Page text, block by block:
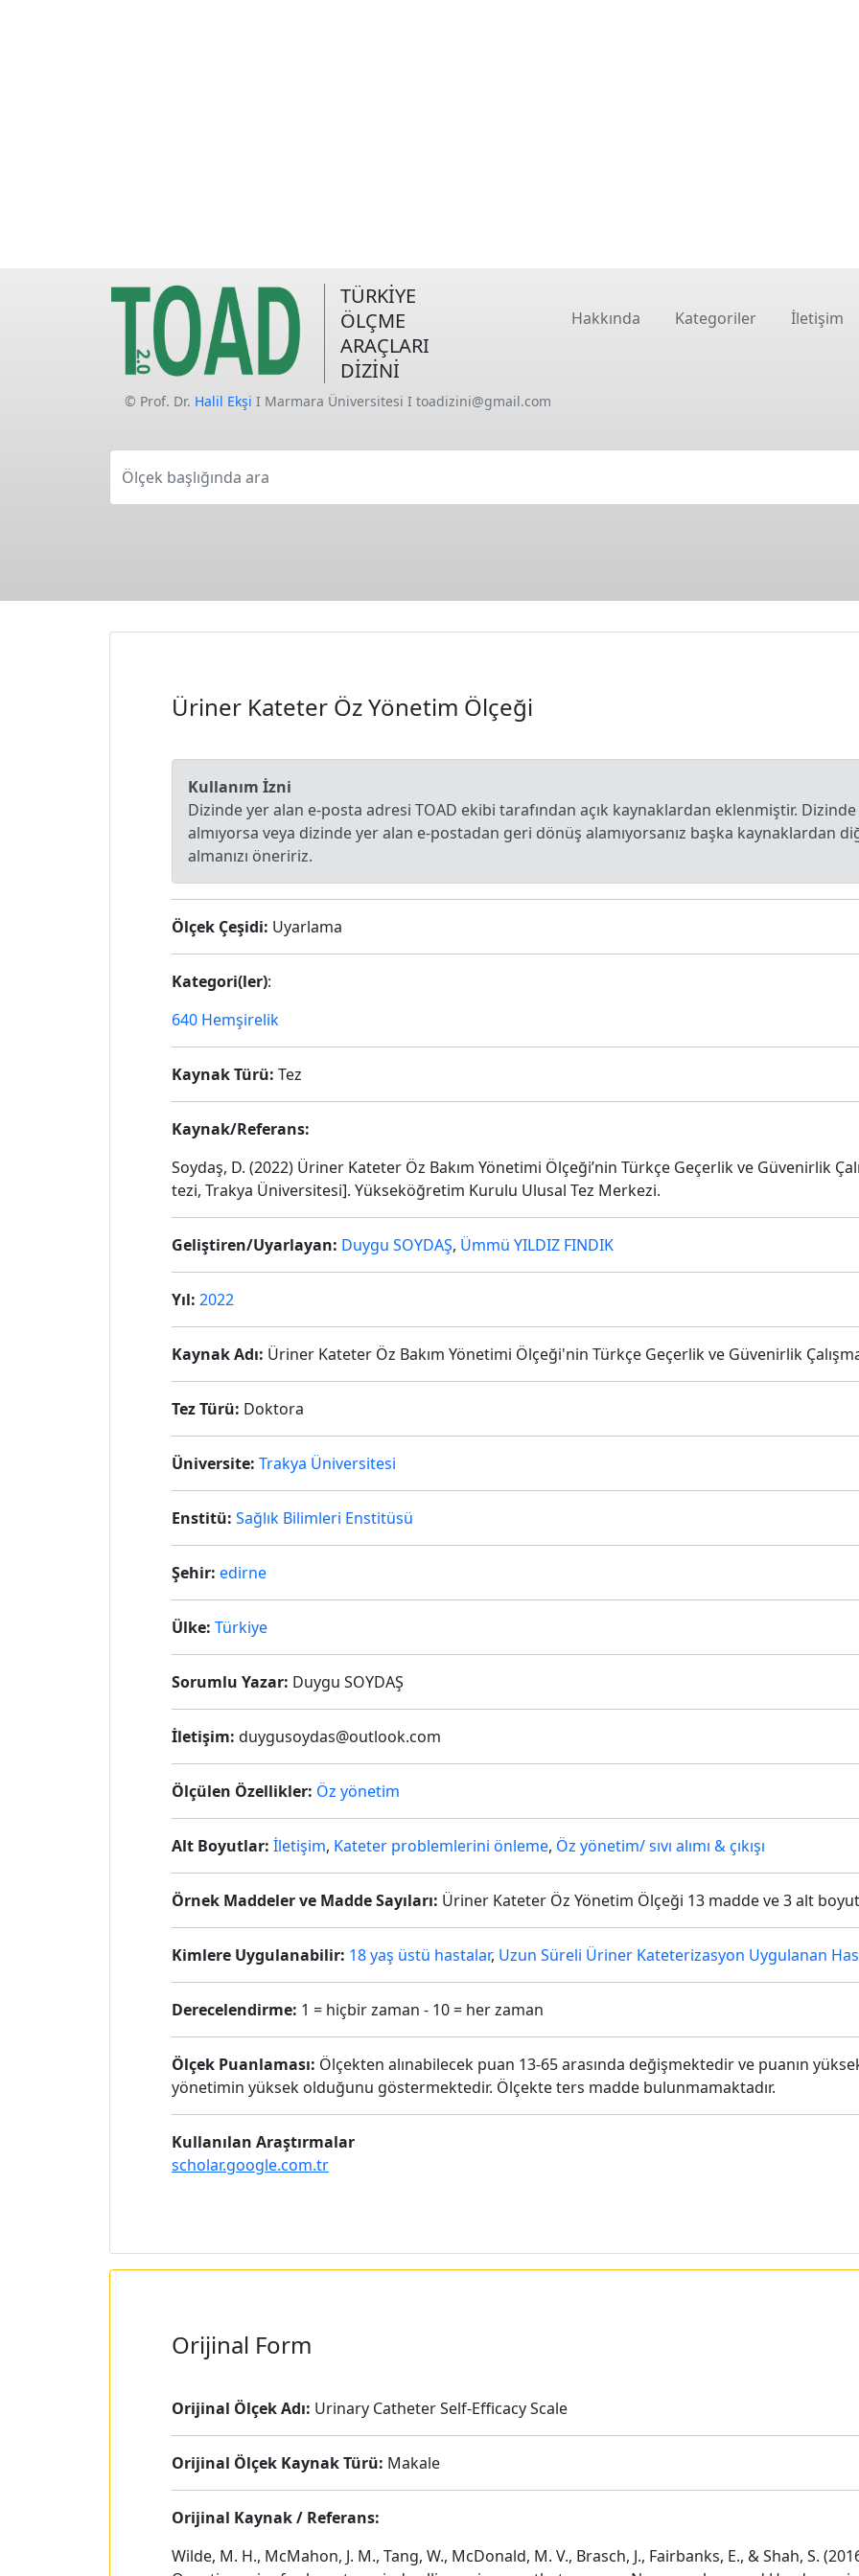
TÜRKİYE
ÖLÇME
ARAÇLARI
DİZİNİ
Hakkında Kategoriler İletişim
© Prof. Dr. Halil Ekşi I Marmara Üniversitesi I toadizini@gmail.com
Ölçek başlığında ara
Üriner Kateter Öz Yönetim Ölçeği
Kullanım İzni
Dizinde yer alan e-posta adresi TOAD ekibi tarafından açık kaynaklardan eklenmiştir.
almıyorsa veya dizinde yer alan e-postadan geri dönüş alamıyorsanız başka kaynaklardan
almanızı öneririz.
Ölçek Çeşidi: Uyarlama
Kategori(ler):
640 Hemşirelik
Kaynak Türü: Tez
Kaynak/Referans:
Soydaş, D. (2022) Üriner Kateter Öz Bakım Yönetimi Ölçeği’nin Türkçe Geçerlik ve Güvenirlik
tezi, Trakya Üniversitesi]. Yükseköğretim Kurulu Ulusal Tez Merkezi.
Geliştiren/Uyarlayan: Duygu SOYDAŞ, Ümmü YILDIZ FINDIK
Yıl: 2022
Kaynak Adı: Üriner Kateter Öz Bakım Yönetimi Ölçeği'nin Türkçe Geçerlik ve Güvenirlik
Tez Türü: Doktora
Üniversite: Trakya Üniversitesi
Enstitü: Sağlık Bilimleri Enstitüsü
Şehir: edirne
Ülke: Türkiye
Sorumlu Yazar: Duygu SOYDAŞ
İletişim: duygusoydas@outlook.com
Ölçülen Özellikler: Öz yönetim
Alt Boyutlar: İletişim, Kateter problemlerini önleme, Öz yönetim/ sıvı alımı & çıkışı
Örnek Maddeler ve Madde Sayıları: Üriner Kateter Öz Yönetim Ölçeği 13 madde ve 3 alt
Kimlere Uygulanabilir: 18 yaş üstü hastalar, Uzun Süreli Üriner Kateterizasyon Uygulanan
Derecelendirme: 1 = hiçbir zaman - 10 = her zaman
Ölçek Puanlaması: Ölçekten alınabilecek puan 13-65 arasında değişmektedir ve puanın
yönetimin yüksek olduğunu göstermektedir. Ölçekte ters madde bulunmamaktadır.
Kullanılan Araştırmalar
scholar.google.com.tr
Orijinal Form
Orijinal Ölçek Adı: Urinary Catheter Self-Efficacy Scale
Orijinal Ölçek Kaynak Türü: Makale
Orijinal Kaynak / Referans:
Wilde, M. H., McMahon, J. M., Tang, W., McDonald, M. V., Brasch, J., Fairbanks, E., & Shah, S.